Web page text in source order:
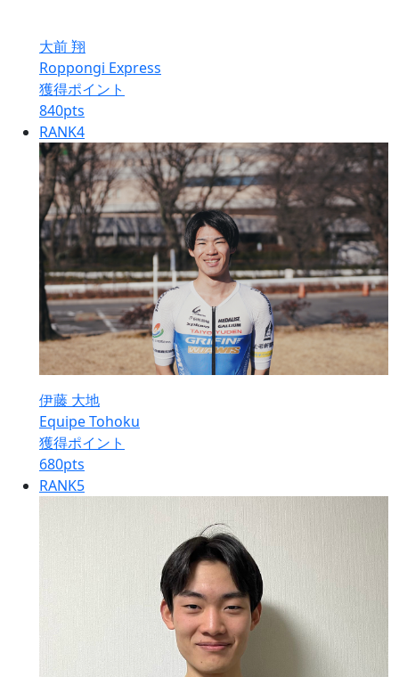
大前 翔
Roppongi Express
獲得ポイント
840pts
RANK4
伊藤 大地
Equipe Tohoku
獲得ポイント
680pts
RANK5